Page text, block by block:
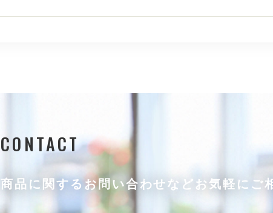
CONTACT
商品に関するお問い合わせなどお気軽にご